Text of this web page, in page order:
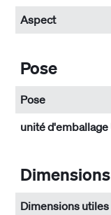
Aspect
Pose
Pose
unité d'emballage
Dimensions
Dimensions utiles